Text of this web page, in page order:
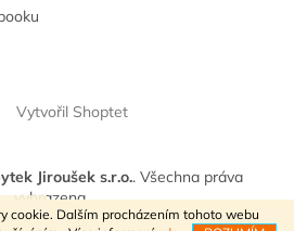
cookie. Dalším procházením tohoto webu
Vytvořil Shoptet
Jiroušek s.r.o.. Všechna práva
vyhrazena.